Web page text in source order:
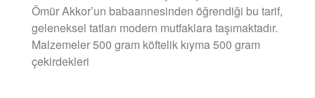
Ömür Akkor’un babaannesinden öğrendiği bu tarif,
geleneksel tatları modern mutfaklara taşımaktadır.
Malzemeler 500 gram köftelik kıyma 500 gram
çekirdekleri